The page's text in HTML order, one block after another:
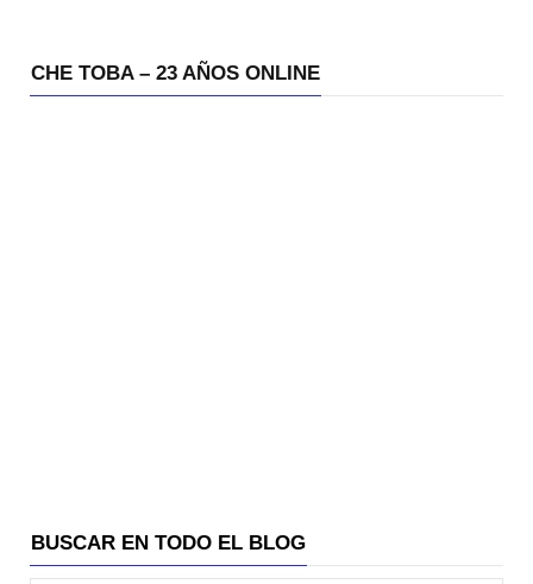
CHE TOBA – 23 AÑOS ONLINE
BUSCAR EN TODO EL BLOG